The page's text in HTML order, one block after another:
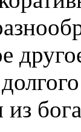
из